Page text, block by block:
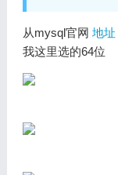
从mysql官网 地址
我这里选的64位